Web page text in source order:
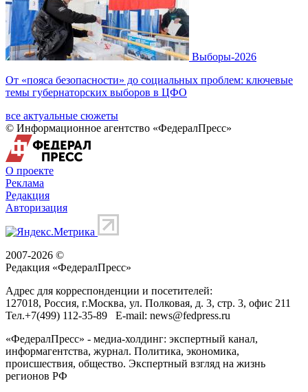
Выборы-2026
От «пояса безопасности» до социальных проблем: ключевые
темы губернаторских выборов в ЦФО
все актуальные сюжеты
© Информационное агентство «ФедералПресс»
О проекте
Реклама
Редакция
Авторизация
2007-2026 ©
Редакция «ФедералПресс»
Адрес для корреспонденции и посетителей:
127018, Россия, г.Москва, ул. Полковая, д. 3, стр. 3, офис 211
Тел.+7(499) 112-35-89 E-mail: news@fedpress.ru
«ФедералПресс» - медиа-холдинг: экспертный канал,
информагентства, журнал. Политика, экономика,
происшествия, общество. Экспертный взгляд на жизнь
регионов РФ